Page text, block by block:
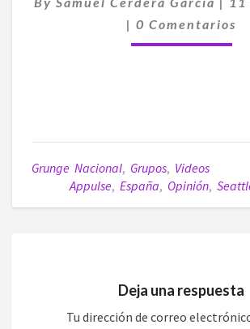
| Comentarios
0 Comentarios
Grunge Nacional, Grupos, Videos
Appulse, España, Opinión,
Deja una respuesta
Tu dirección de correo